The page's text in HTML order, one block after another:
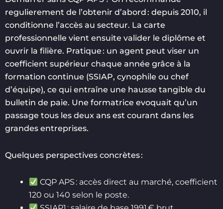
regulierement de l’obtenir d’abord : depuis 2010, il
conditionne l’accès au secteur. La carte
professionnelle vient ensuite valider le diplôme et
ouvrir la filière. Pratique : un agent peut viser un
coefficient supérieur chaque année grâce à la
formation continue (SSIAP, cynophile ou chef
d’équipe), ce qui entraîne une hausse tangible du
bulletin de paie. Une formatrice evoquait qu’un
passage tous les deux ans est courant dans les
grandes entreprises.
Quelques perspectives concrètes :
CQP APS : accès direct au marché, coefficient
120 ou 140 selon le poste.